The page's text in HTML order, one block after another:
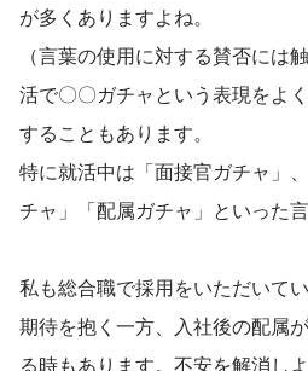
が多くありますよね。
（言葉の使用に対する賛否には
活で〇〇ガチャという表現をよ
することもあります。
特に就活中は「面接官ガチャ」
チャ」「配属ガチャ」といった
私も総合職で採用をいただいて
期待を抱く一方、入社後の配属
る時もあります。不安を解消し